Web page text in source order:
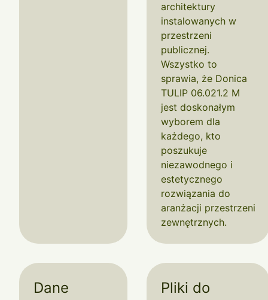
architektury
instalowanych w
przestrzeni
publicznej.
Wszystko to
sprawia, że Donica
TULIP 06.021.2 M
jest doskonałym
wyborem dla
każdego, kto
poszukuje
niezawodnego i
estetycznego
rozwiązania do
aranżacji przestrzeni
zewnętrznych.
Dane
Pliki do